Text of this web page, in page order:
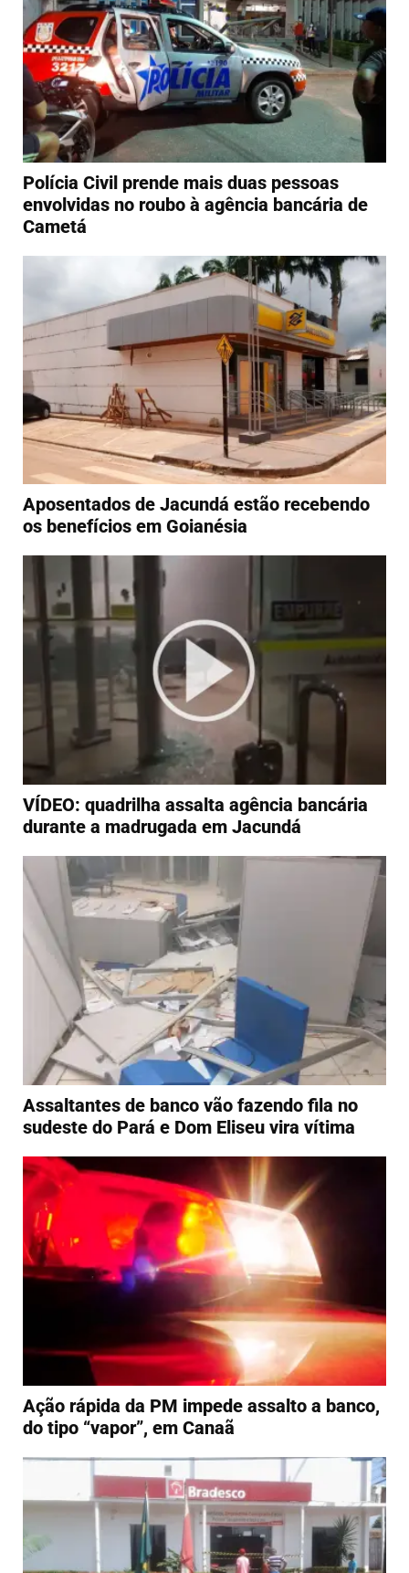
Polícia Civil prende mais duas pessoas
envolvidas no roubo à agência bancária de
Cametá
Aposentados de Jacundá estão recebendo
os benefícios em Goianésia
VÍDEO: quadrilha assalta agência bancária
durante a madrugada em Jacundá
Assaltantes de banco vão fazendo fila no
sudeste do Pará e Dom Eliseu vira vítima
Ação rápida da PM impede assalto a banco,
do tipo “vapor”, em Canaã